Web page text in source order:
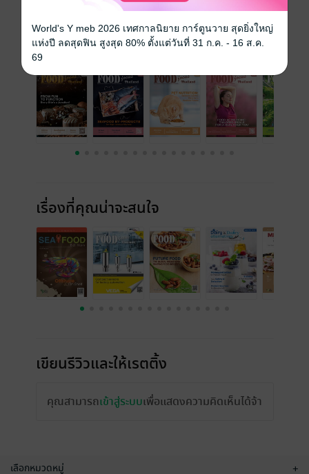
ฟรี
ฉบับย้อนหลัง
เรื่องที่คุณน่าจะสนใจ
เขียนรีวิวและให้เรตติ้ง
คุณสามารถเข้าสู่ระบบเพื่อแสดงความคิดเห็นได้จ้า
เลือกหมวดหมู่ +
World's Y meb 2026 เทศกาลนิยาย การ์ตูนวาย สุดยิ่งใหญ่
แห่งปี ลดสุดฟิน สูงสุด 80% ตั้งแต่วันที่ 31 ก.ค. - 16 ส.ค.
69